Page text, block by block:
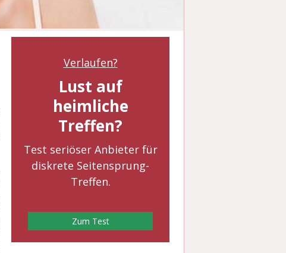
Verlaufen?
Lust auf
heimliche
Treffen?
Test seriöser Anbieter für
diskrete Seitensprung-
Treffen.
Zum Test